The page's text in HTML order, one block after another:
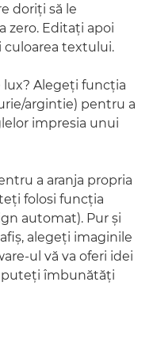
doriţi să le
zero. Editaţi apoi
culoarea textului.
Alegeţi funcţia
argintie) pentru a
impresia unui
a aranja propria
folosi funcţia
automat). Pur şi
alegeţi imaginile
ul vă va oferi idei
puteţi îmbunătăţi